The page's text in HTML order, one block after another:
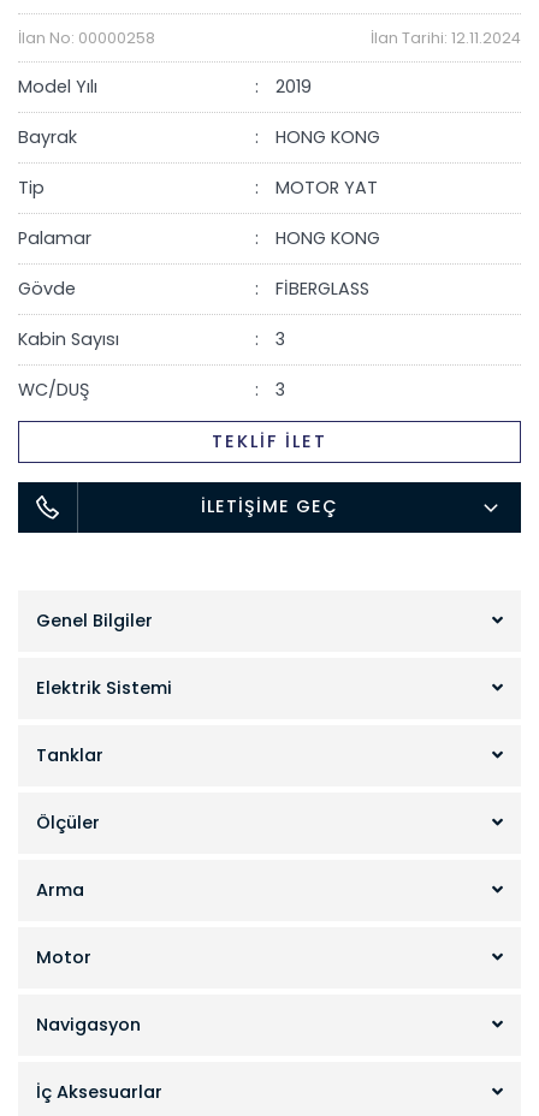
İlan No: 00000258 İlan Tarihi: 12.11.2024
Model Yılı 2019
Bayrak HONG KONG
Tip MOTOR YAT
Palamar HONG KONG
Gövde FİBERGLASS
Kabin Sayısı 3
WC/DUŞ 3
TEKLİF İLET
İLETİŞİME GEÇ
Genel Bilgiler
Elektrik Sistemi
Tanklar
Ölçüler
Arma
Motor
Navigasyon
İç Aksesuarlar